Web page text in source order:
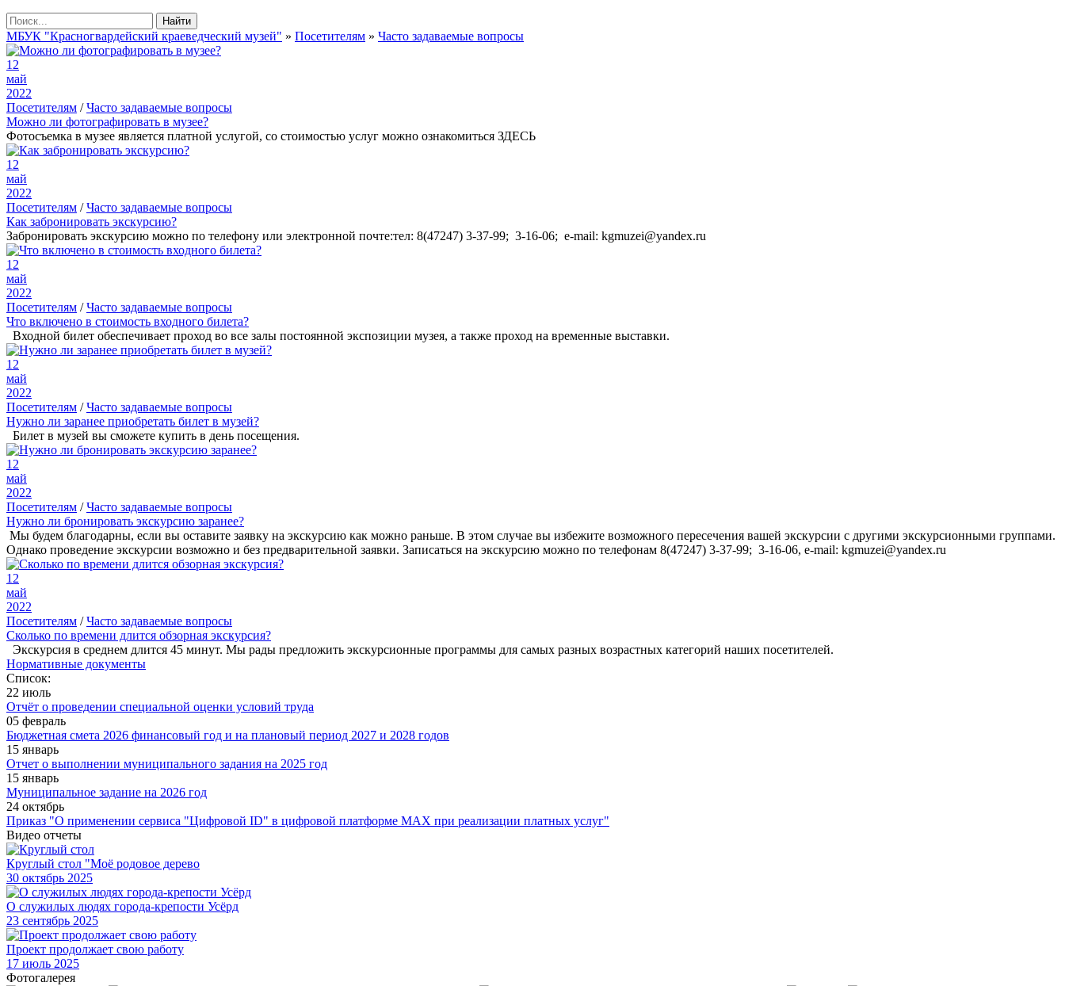
Найти
МБУК "Красногвардейский краеведческий музей" » Посетителям » Часто задаваемые вопросы
12
май
2022
Посетителям /Часто задаваемые вопросы
Можно ли фотографировать в музее?
Фотосъемка в музее является платной услугой, со стоимостью услуг можно ознакомиться ЗДЕСЬ
12
май
2022
Посетителям /Часто задаваемые вопросы
Как забронировать экскурсию?
Забронировать экскурсию можно по телефону или электронной почте:тел: 8(47247) 3-37-99; 3-16-06; e-mail: kgmuzei@yandex.ru
12
май
2022
Посетителям /Часто задаваемые вопросы
Что включено в стоимость входного билета?
Входной билет обеспечивает проход во все залы постоянной экспозиции музея, а также проход на временные выставки.
12
май
2022
Посетителям /Часто задаваемые вопросы
Нужно ли заранее приобретать билет в музей?
Билет в музей вы сможете купить в день посещения.
12
май
2022
Посетителям /Часто задаваемые вопросы
Нужно ли бронировать экскурсию заранее?
Мы будем благодарны, если вы оставите заявку на экскурсию как можно раньше. В этом случае вы избежите возможного пересечения вашей экскурсии с другими экскурсионными группами.
Однако проведение экскурсии возможно и без предварительной заявки. Записаться на экскурсию можно по телефонам 8(47247) 3-37-99; 3-16-06, e-mail: kgmuzei@yandex.ru
12
май
2022
Посетителям /Часто задаваемые вопросы
Сколько по времени длится обзорная экскурсия?
Экскурсия в среднем длится 45 минут. Мы рады предложить экскурсионные программы для самых разных возрастных категорий наших посетителей.
Нормативные документы
Список:
22 июль
Отчёт о проведении специальной оценки условий труда
05 февраль
Бюджетная смета 2026 финансовый год и на плановый период 2027 и 2028 годов
15 январь
Отчет о выполнении муниципального задания на 2025 год
15 январь
Муниципальное задание на 2026 год
24 октябрь
Приказ "О применении сервиса "Цифровой ID" в цифровой платформе МАХ при реализации платных услуг"
Видео отчеты
Круглый стол "Моё родовое дерево
30 октябрь 2025
О служилых людях города-крепости Усёрд
23 сентябрь 2025
Проект продолжает свою работу
17 июль 2025
Фотогалерея